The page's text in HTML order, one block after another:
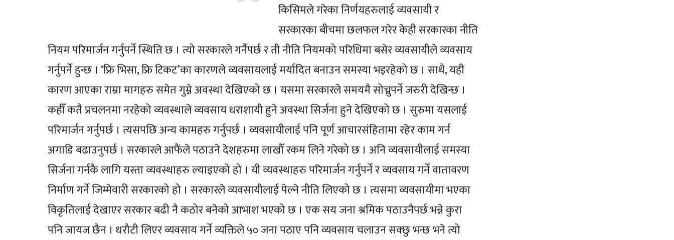
किसिमले गरेका निर्णयहरुलाई व्यवसायी र
सरकारका बीचमा छलफल गरेर केही सरकारका नीति
नियम परिमार्जन गर्नुपर्ने स्थिति छ । त्यो सरकारले गर्नैपर्छ र ती नीति नियमको परिधिमा बसेर व्यवसायीले व्यवसाय
गर्नुपर्ने हुन्छ । ‘फ्रि भिसा, फ्रि टिकट’का कारणले व्यवसायलाई मर्यादित बनाउन समस्या भइरहेको छ । साथै, यही
कारण आएका राम्रा मागहरु समेत गुम्ने अवस्था देखिएको छ । यसमा सरकारले समयमै सोच्नुपर्ने जरुरी देखिन्छ ।
कहीँ कतै प्रचलनमा नरहेको व्यवस्थाले व्यवसाय धराशायी हुने अवस्था सिर्जना हुने देखिएको छ । सुरुमा यसलाई
परिमार्जन गर्नुपर्छ । त्यसपछि अन्य कामहरु गर्नुपर्छ । व्यवसायीलाई पनि पूर्ण आचारसंहितामा रहेर काम गर्न
अगाडि बढाउनुपर्छ । सरकारले आफैंले पठाउने देशहरुमा लाखौँ रकम लिने गरेको छ । अनि व्यवसायीलाई समस्या
सिर्जना गर्नकै लागि यस्ता व्यवस्थाहरु ल्याइएको हो । यी व्यवस्थाहरु परिमार्जन गर्नुपर्ने र व्यवसाय गर्ने वातावरण
निर्माण गर्ने जिम्मेवारी सरकारको हो । सरकारले व्यवसायीलाई पेल्ने नीति लिएको छ । त्यसमा व्यवसायीमा भएका
विकृतिलाई देखाएर सरकार बढी नै कठोर बनेको आभाश भएको छ । एक सय जना श्रमिक पठाउनैपर्छ भन्ने कुरा
पनि जायज छैन । धरौटी लिएर व्यवसाय गर्ने व्यक्तिले ५० जना पठाए पनि व्यवसाय चलाउन सक्छु भन्छ भने त्यो